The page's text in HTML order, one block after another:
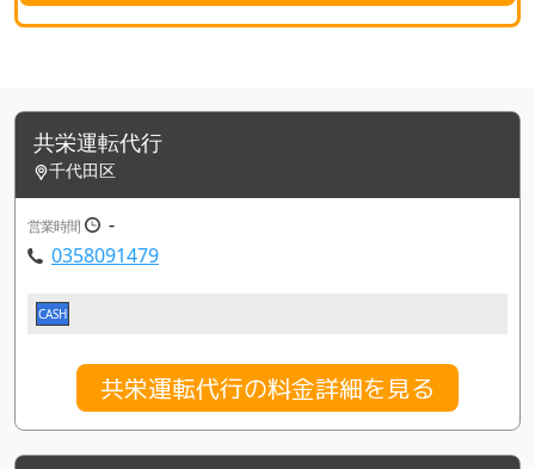
共栄運転代行
千代田区
営業時間
-
0358091479
CASH
共栄運転代行の料金詳細を見る